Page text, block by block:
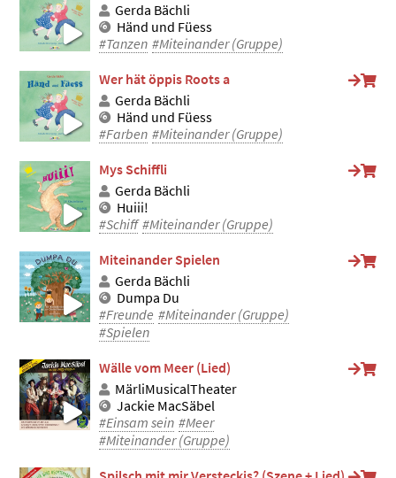
Gerda Bächli
Händ und Füess
#Tanzen #Miteinander (Gruppe)
Wer hät öppis Roots a
Gerda Bächli
Händ und Füess
#Farben #Miteinander (Gruppe)
Mys Schiffli
Gerda Bächli
Huiii!
#Schiff #Miteinander (Gruppe)
Miteinander Spielen
Gerda Bächli
Dumpa Du
#Freunde #Miteinander (Gruppe)
#Spielen
Wälle vom Meer (Lied)
MärliMusicalTheater
Jackie MacSäbel
#Einsam sein #Meer
#Miteinander (Gruppe)